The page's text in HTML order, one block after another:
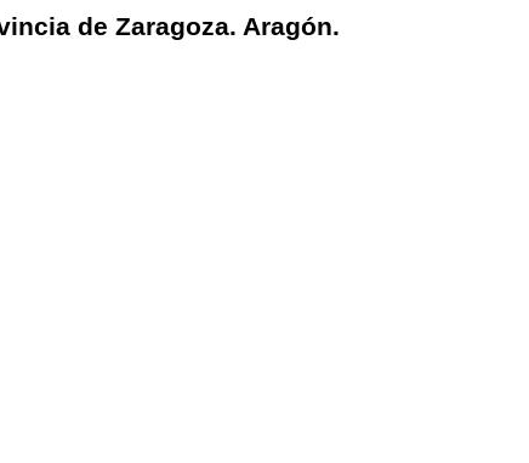
de Zaragoza. Aragón.